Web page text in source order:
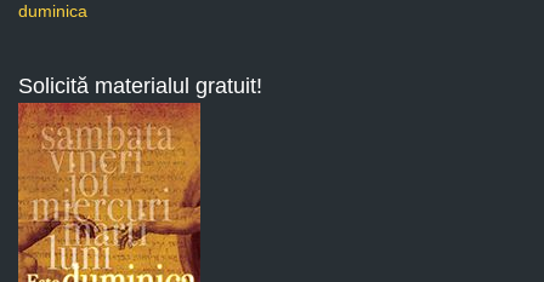
duminica
Solicită materialul gratuit!